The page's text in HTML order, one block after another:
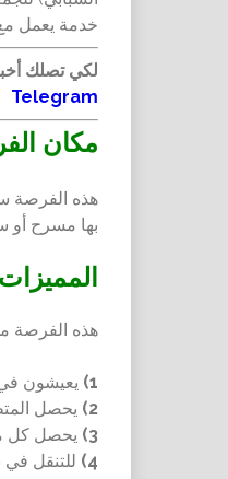
خدمة يعمل
لكي تصلك
Telegram
مكان
هذه الفرصة
بها مسرح أو
هذه الفرصة
1) يعيشون
2)
يحصل
3)
يحصل كل
4)
للتنقل